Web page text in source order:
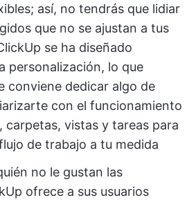
así, no tendrás que lidiar
que no se ajustan a tus
se ha diseñado
personalización, lo que
conviene dedicar algo de
con el funcionamiento
carpetas, vistas y tareas para
de trabajo a tu medida
no le gustan las
ofrece a sus usuarios